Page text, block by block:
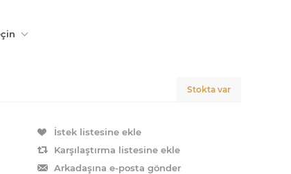
Stokta var
İstek listesine ekle
Karşılaştırma listesine ekle
Arkadaşına e-posta gönder